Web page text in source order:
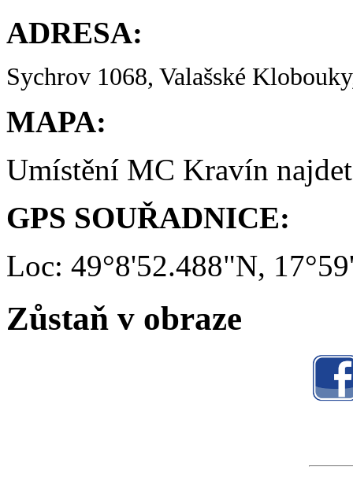
ADRESA:
Sychrov 1068, Valašské
MAPA:
Umístění MC Kravín
GPS SOUŘADNICE:
Loc: 49°8'52.488"N,
Zůstaň v obraze